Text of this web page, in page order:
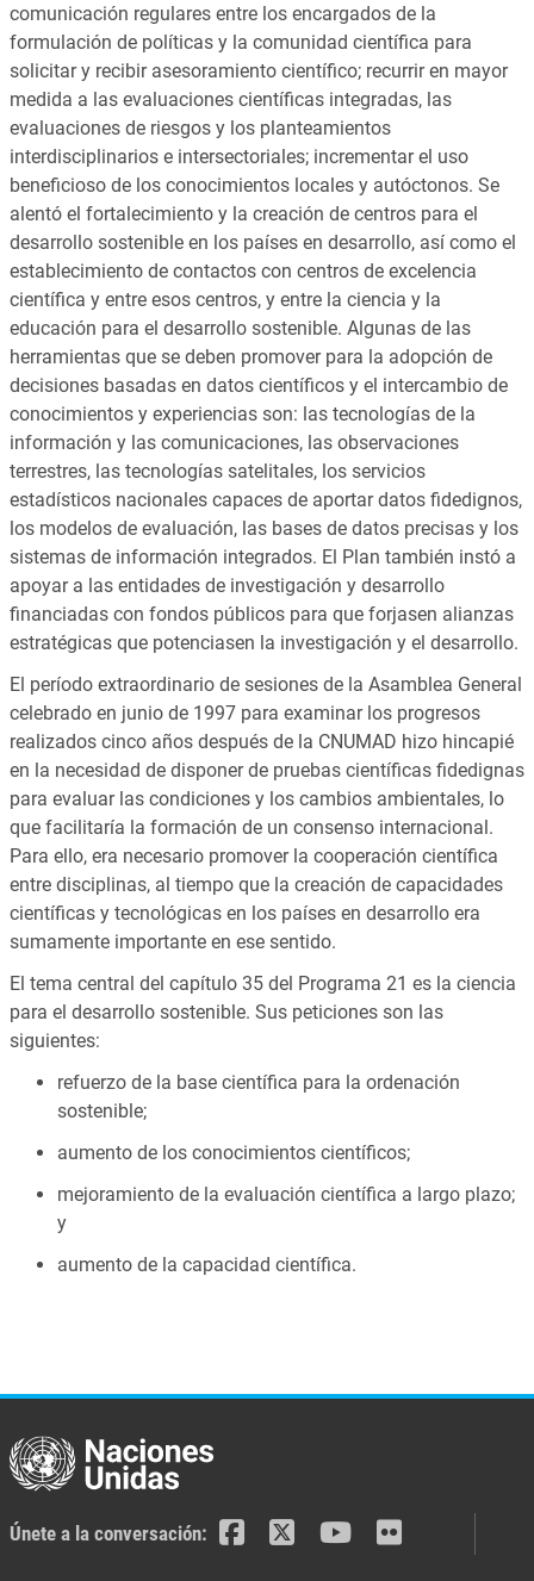
comunicación regulares entre los encargados de la
formulación de políticas y la comunidad científica para
solicitar y recibir asesoramiento científico; recurrir en mayor
medida a las evaluaciones científicas integradas, las
evaluaciones de riesgos y los planteamientos
interdisciplinarios e intersectoriales; incrementar el uso
beneficioso de los conocimientos locales y autóctonos. Se
alentó el fortalecimiento y la creación de centros para el
desarrollo sostenible en los países en desarrollo, así como el
establecimiento de contactos con centros de excelencia
científica y entre esos centros, y entre la ciencia y la
educación para el desarrollo sostenible. Algunas de las
herramientas que se deben promover para la adopción de
decisiones basadas en datos científicos y el intercambio de
conocimientos y experiencias son: las tecnologías de la
información y las comunicaciones, las observaciones
terrestres, las tecnologías satelitales, los servicios
estadísticos nacionales capaces de aportar datos fidedignos,
los modelos de evaluación, las bases de datos precisas y los
sistemas de información integrados. El Plan también instó a
apoyar a las entidades de investigación y desarrollo
financiadas con fondos públicos para que forjasen alianzas
estratégicas que potenciasen la investigación y el desarrollo.
El período extraordinario de sesiones de la Asamblea General
celebrado en junio de 1997 para examinar los progresos
realizados cinco años después de la CNUMAD hizo hincapié
en la necesidad de disponer de pruebas científicas fidedignas
para evaluar las condiciones y los cambios ambientales, lo
que facilitaría la formación de un consenso internacional.
Para ello, era necesario promover la cooperación científica
entre disciplinas, al tiempo que la creación de capacidades
científicas y tecnológicas en los países en desarrollo era
sumamente importante en ese sentido.
El tema central del capítulo 35 del Programa 21 es la ciencia
para el desarrollo sostenible. Sus peticiones son las
siguientes:
refuerzo de la base científica para la ordenación
sostenible;
aumento de los conocimientos científicos;
mejoramiento de la evaluación científica a largo plazo;
y
aumento de la capacidad científica.
Únete a la conversación: